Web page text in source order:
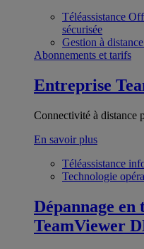
Téléassistance
sécurisée
Gestion à distance
Abonnements et tarifs
Entreprise
Connectivité à distance
En savoir plus
Téléassistance
Technologie
Dépannage en
TeamViewer